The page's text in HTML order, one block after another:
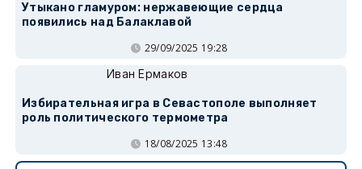
Утыкано гламуром: нержавеющие сердца
появились над Балаклавой
29/09/2025 19:28
Иван Ермаков
Избирательная игра в Севастополе выполняет
роль политического термометра
18/08/2025 13:48